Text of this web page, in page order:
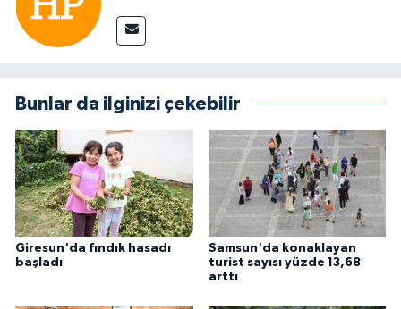
Bunlar da ilginizi çekebilir
Giresun'da fındık hasadı
başladı
Samsun'da konaklayan
turist sayısı yüzde 13,68
arttı